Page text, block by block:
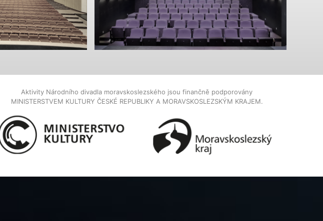
Aktivity Národního divadla moravskoslezského jsou finančně podporovány
MINISTERSTVEM KULTURY ČESKÉ REPUBLIKY A MORAVSKOSLEZSKÝM KRAJEM.